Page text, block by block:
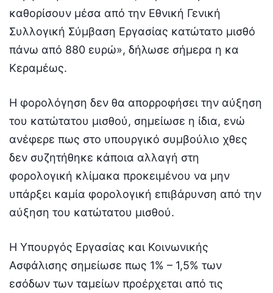
καθορίσουν μέσα από την Εθνική Γενική
Συλλογική Σύμβαση Εργασίας κατώτατο μισθό
πάνω από 880 ευρώ», δήλωσε σήμερα η κα
Κεραμέως.
Η φορολόγηση δεν θα απορροφήσει την αύξηση
του κατώτατου μισθού, σημείωσε η ίδια, ενώ
ανέφερε πως στο υπουργικό συμβούλιο χθες
δεν συζητήθηκε κάποια αλλαγή στη
φορολογική κλίμακα προκειμένου να μην
υπάρξει καμία φορολογική επιβάρυνση από την
αύξηση του κατώτατου μισθού.
Η Υπουργός Εργασίας και Κοινωνικής
Ασφάλισης σημείωσε πως 1% – 1,5% των
εσόδων των ταμείων προέρχεται από τις